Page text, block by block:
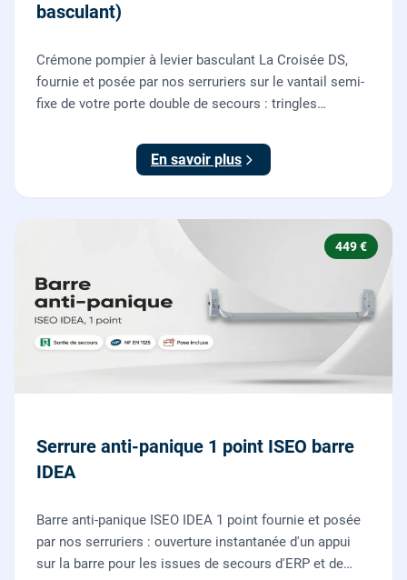
basculant)
Crémone pompier à levier basculant La Croisée DS,
fournie et posée par nos serruriers sur le vantail semi-
fixe de votre porte double de secours : tringles
En savoir plus
449 €
Serrure anti-panique 1 point ISEO barre
IDEA
Barre anti-panique ISEO IDEA 1 point fournie et posée
par nos serruriers : ouverture instantanée d'un appui
sur la barre pour les issues de secours d'ERP et de